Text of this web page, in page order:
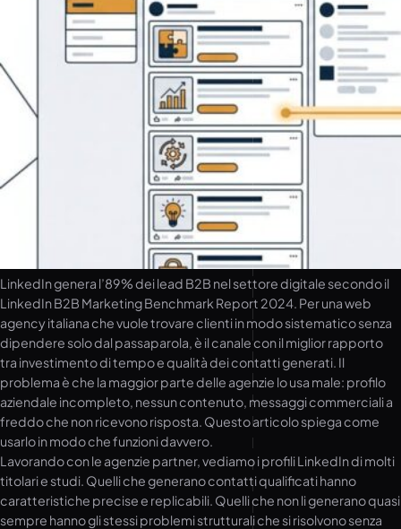
LinkedIn genera l’89% dei lead B2B nel settore digitale secondo il
LinkedIn B2B Marketing Benchmark Report 2024. Per una web
agency italiana che vuole trovare clienti in modo sistematico senza
dipendere solo dal passaparola, è il canale con il miglior rapporto
tra investimento di tempo e qualità dei contatti generati. Il
problema è che la maggior parte delle agenzie lo usa male: profilo
aziendale incompleto, nessun contenuto, messaggi commerciali a
freddo che non ricevono risposta. Questo articolo spiega come
usarlo in modo che funzioni davvero.
Lavorando con le agenzie partner, vediamo i profili LinkedIn di molti
titolari e studi. Quelli che generano contatti qualificati hanno
caratteristiche precise e replicabili. Quelli che non li generano quasi
sempre hanno gli stessi problemi strutturali che si risolvono senza